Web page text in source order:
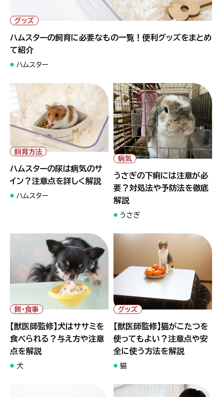
" alt="ハムスターの飼育に必要なもの一覧！便利グッズをまとめ
て紹介">
グッズ
ハムスターの飼育に必要なもの一覧！便利グッズをまとめ
て紹介
ハムスター
" alt="ハムスターの尿は病気の
サイン？注意点を詳しく解説">
飼育方法
ハムスターの尿は病気のサ
イン？注意点を詳しく解説
ハムスター
" alt="うさぎの下痢には注意
が必要？対処法や予防法を徹底
解説">
病気
うさぎの下痢には注意が必
要？対処法や予防法を徹底
解説
うさぎ
" alt="【獣医師監修】犬はササミ
を食べられる？与え方や注意点
を解説">
餌・食事
【獣医師監修】犬はササミを
食べられる？与え方や注意
点を解説
犬
" alt="【獣医師監修】猫がこた
つを使ってもよい？注意点や安
全に使う方法を解説">
グッズ
【獣医師監修】猫がこたつを
使ってもよい？注意点や安
全に使う方法を解説
猫